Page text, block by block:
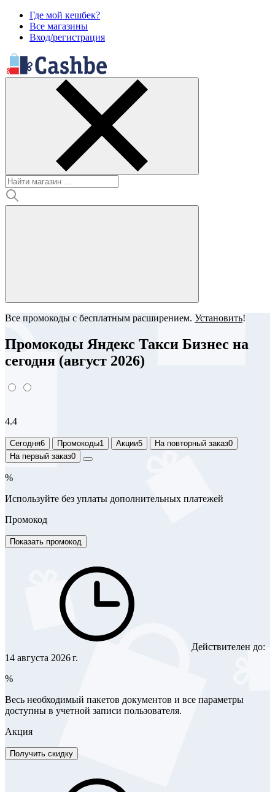
Где мой кешбек?
Все магазины
Вход/регистрация
Все промокоды с бесплатным расширением. Установить!
Промокоды Яндекс Такси Бизнес на
сегодня (август 2026)
4.4
Сегодня6 Промокоды1 Акции5 На повторный заказ0
На первый заказ0
%
Используйте без уплаты дополнительных платежей
Промокод
Показать промокод
Действителен до:
14 августа 2026 г.
%
Весь необходимый пакетов документов и все параметры
доступны в учетной записи пользователя.
Акция
Получить скидку